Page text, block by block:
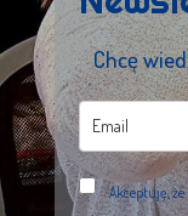
Chcę
Akceptuję, że